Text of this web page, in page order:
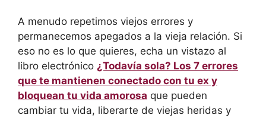
A menudo repetimos viejos errores y
permanecemos apegados a la vieja relación. Si
eso no es lo que quieres, echa un vistazo al
libro electrónico ¿Todavía sola? Los 7 errores
que te mantienen conectado con tu ex y
bloquean tu vida amorosa que pueden
cambiar tu vida, liberarte de viejas heridas y